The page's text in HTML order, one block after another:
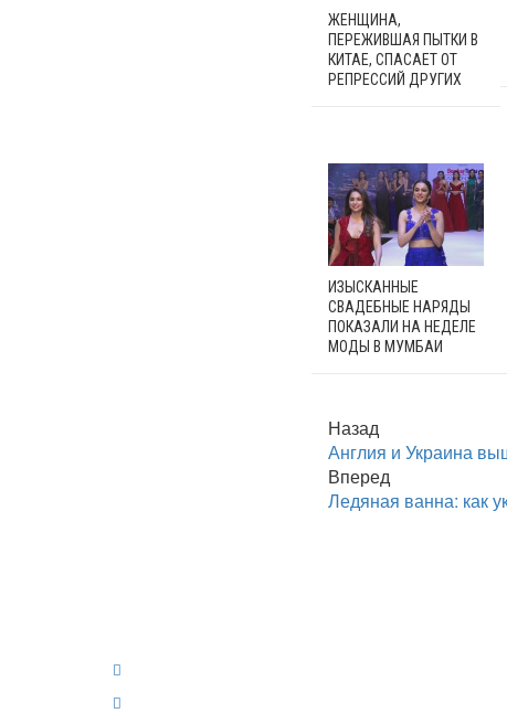
ЖЕНЩИНА,
ПЕРЕЖИВШАЯ ПЫТКИ В
КИТАЕ, СПАСАЕТ ОТ
РЕПРЕССИЙ ДРУГИХ
ИЗЫСКАННЫЕ
СВАДЕБНЫЕ НАРЯДЫ
ПОКАЗАЛИ НА НЕДЕЛЕ
МОДЫ В МУМБАИ
Назад
Англия и Украина
Вперед
Ледяная ванна: как